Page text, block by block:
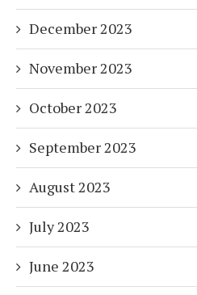
December 2023
November 2023
October 2023
September 2023
August 2023
July 2023
June 2023